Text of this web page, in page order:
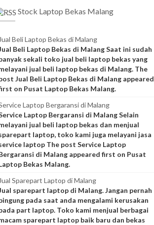
Stock Laptop Bekas Malang
Beli Laptop Bekas di Malang
Beli Laptop Bekas di Malang Saat ini sudah
sekali toko jual beli laptop bekas yang
jual beli laptop bekas di Malang. The
Jual Beli Laptop Bekas di Malang appeared
on Pusat Laptop Bekas Malang.
Laptop Bergaransi di Malang
Laptop Bergaransi di Malang Selain
jual beli laptop bekas dan menjual
laptop, toko kami juga melayani jasa
laptop The post Service Laptop
di Malang appeared first on Pusat
Bekas Malang.
Sparepart Laptop di Malang
sparepart laptop di Malang. Jangan pernah
pada saat anda mengalami kerusakan
part laptop. Toko kami menjual berbagai
sparepart laptop baik baru dan bekas